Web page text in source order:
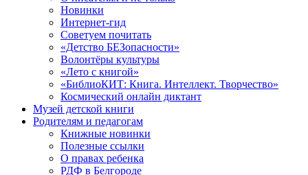
Новинки
Интернет-гид
Советуем почитать
«Детство БЕЗопасности»
Волонтёры культуры
«Лето с книгой»
«БиблиоКИТ: Книга. Интеллект. Творчество»
Космический онлайн диктант
Музей детской книги
Родителям и педагогам
Книжные новинки
Полезные ссылки
О правах ребенка
РДФ в Белгороде